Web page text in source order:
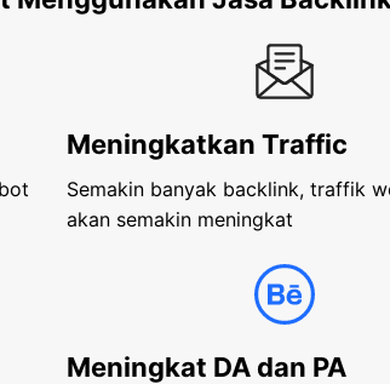
Meningkatkan Traffic
Semakin banyak backlink, traffik
akan semakin meningkat
Meningkat DA dan PA